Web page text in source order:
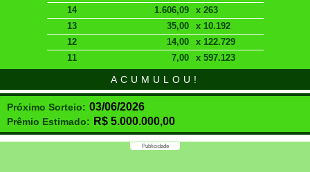
14
13
12
11
1.606,09
35,00
14,00
7,00
x 263
x 10.192
x 122.729
x 597.123
ACUMULOU!
Próximo Sorteio: 03/06/2026
Prêmio Estimado: R$ 5.000.000,00
Publicidade